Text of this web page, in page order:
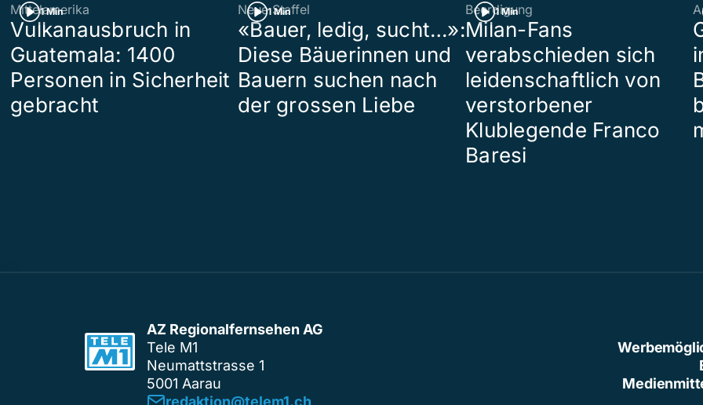
1 Min
Mittelamerika
Vulkanausbruch in
Guatemala: 1400
Personen in Sicherheit
gebracht
1 Min
Neue Staffel
«Bauer, ledig, sucht…»:
Diese Bäuerinnen und
Bauern suchen nach
der grossen Liebe
1 Min
Beerdigung
Milan-Fans
verabschieden sich
leidenschaftlich von
verstorbener
Klublegende Franco
Baresi
AZ Regionalfernsehen AG
Tele M1
Neumattstrasse 1
5001 Aarau
redaktion@telem1.ch